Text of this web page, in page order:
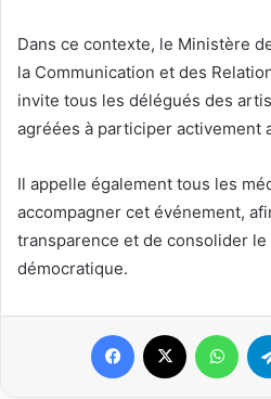
Dans ce contexte, le Ministère
la Communication et des
invite tous les délégués des
agréées à participer activement
Il appelle également tous les
accompagner cet événement,
transparence et de consolider
démocratique.
Facebook